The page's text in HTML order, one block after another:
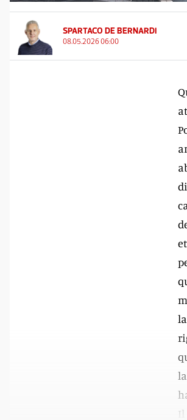
SPARTACO DE BERNARDI
08.05.2026 06:00
Il